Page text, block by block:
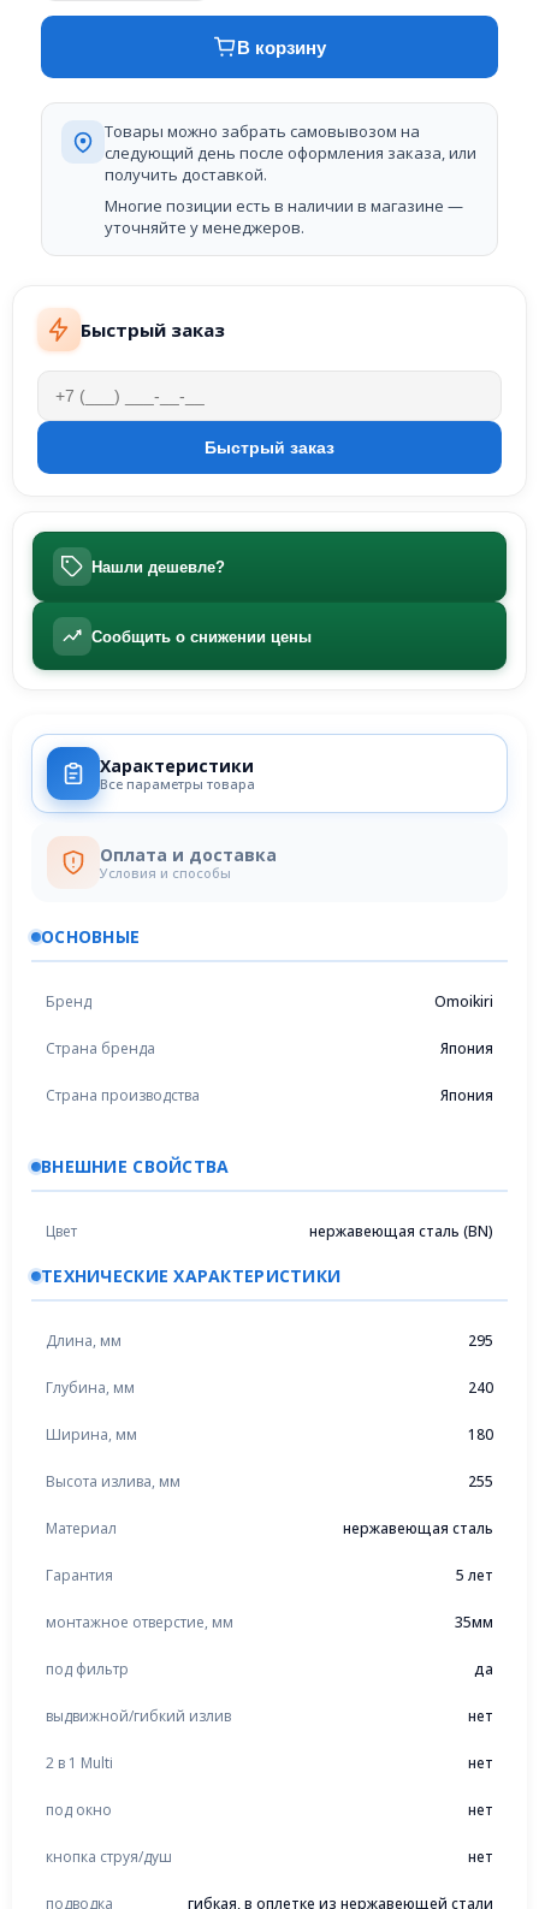
Быстрый заказ
Нашли дешевле?
Сообщить о снижении цены
В корзину
Товары можно забрать самовывозом на
следующий день после оформления заказа, или
получить доставкой.
Многие позиции есть в наличии в магазине —
уточняйте у менеджеров.
Характеристики
Все параметры товара
Оплата и доставка
Условия и способы
ОСНОВНЫЕ
Бренд Omoikiri
Страна бренда Япония
Страна производства Япония
ВНЕШНИЕ СВОЙСТВА
Цвет нержавеющая сталь (BN)
ТЕХНИЧЕСКИЕ ХАРАКТЕРИСТИКИ
Длина, мм 295
Глубина, мм 240
Ширина, мм 180
Высота излива, мм 255
Материал нержавеющая сталь
Гарантия 5 лет
монтажное отверстие, мм 35мм
под фильтр да
выдвижной/гибкий излив нет
2 в 1 Multi нет
под окно нет
кнопка струя/душ нет
подводка гибкая, в оплетке из нержавеющей стали